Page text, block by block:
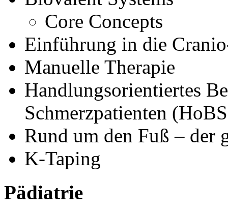
Core Concepts
Einführung in die
Manuelle Therapie
Handlungsorientiertes
Schmerzpatienten
Rund um den Fuß – der
K-Taping
Pädiatrie